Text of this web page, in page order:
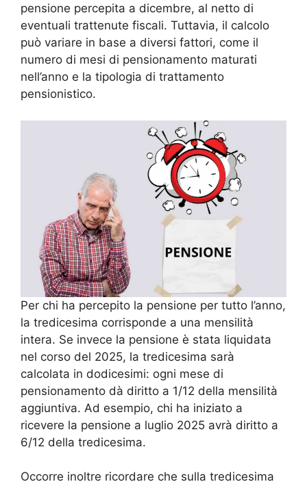
pensione percepita a dicembre, al netto di
eventuali trattenute fiscali. Tuttavia, il calcolo
può variare in base a diversi fattori, come il
numero di mesi di pensionamento maturati
nell’anno e la tipologia di trattamento
pensionistico.
Per chi ha percepito la pensione per tutto l’anno,
la tredicesima corrisponde a una mensilità
intera. Se invece la pensione è stata liquidata
nel corso del 2025, la tredicesima sarà
calcolata in dodicesimi: ogni mese di
pensionamento dà diritto a 1/12 della mensilità
aggiuntiva. Ad esempio, chi ha iniziato a
ricevere la pensione a luglio 2025 avrà diritto a
6/12 della tredicesima.
Occorre inoltre ricordare che sulla tredicesima